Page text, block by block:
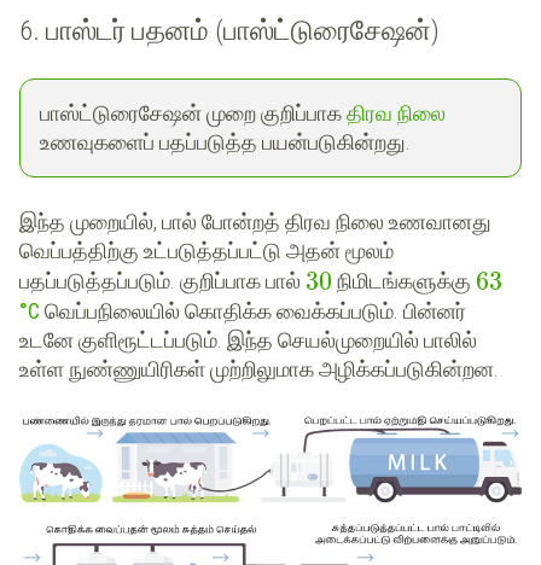
6. பாஸ்டர் பதனம் (பாஸ்ட்டுரைசேஷன்)
பாஸ்ட்டுரைசேஷன்முறை குறிப்பாகதிரவ நிலை
உணவுகளைப் பதப்படுத்த பயன்படுகின்றது.
இந்த முறையில், பால் போன்றத் திரவ நிலை உணவானது
வெப்பத்திற்கு உட்படுத்தப்பட்டு அதன் மூலம்
பதப்படுத்தப்படும். குறிப்பாக பால் 30 நிமிடங்களுக்கு 63
°C வெப்பநிலையில் கொதிக்க வைக்கப்படும். பின்னர்
உடனே குளிரூட்டப்படும். இந்த செயல்முறையில் பாலில்
உள்ள நுண்ணுயிரிகள் முற்றிலுமாக அழிக்கப்படுகின்றன.